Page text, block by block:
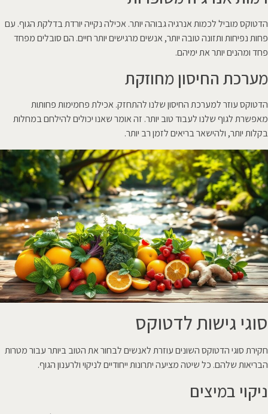
הדטוקס מוביל לכמות אנרגיה גבוהה יותר. אכילה נקייה יורדת בדלקת הגוף. עם
פחות נפיחות ותזונה טובה יותר, אנשים מרגישים יותר חיים. הם סובלים מפחד
פחד ומהנים יותר את ימיהם.
מערכת החיסון מחוזקת
הדטוקס עוזר למערכת החיסון שלנו להתחזק. אכילת פחמימות פחותות
מאפשרת לגוף שלנו לעבוד טוב יותר. זה אומר שאנו יכולים להילחם במחלות
בקלות יותר, ולהישאר בריאים לזמן רב יותר.
סוגי גישות לדטוקס
חקירת סוגי הדטוקס השונים עוזרת לאנשים לבחור את הטוב ביותר עבור מטרות
הבריאות שלהם. כל שיטה מציעה יתרונות ייחודיים לניקוי ולרענון הגוף.
ניקוי במיצים